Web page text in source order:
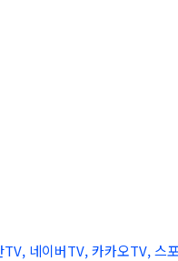
TV, 네이버TV, 카카오TV, 스